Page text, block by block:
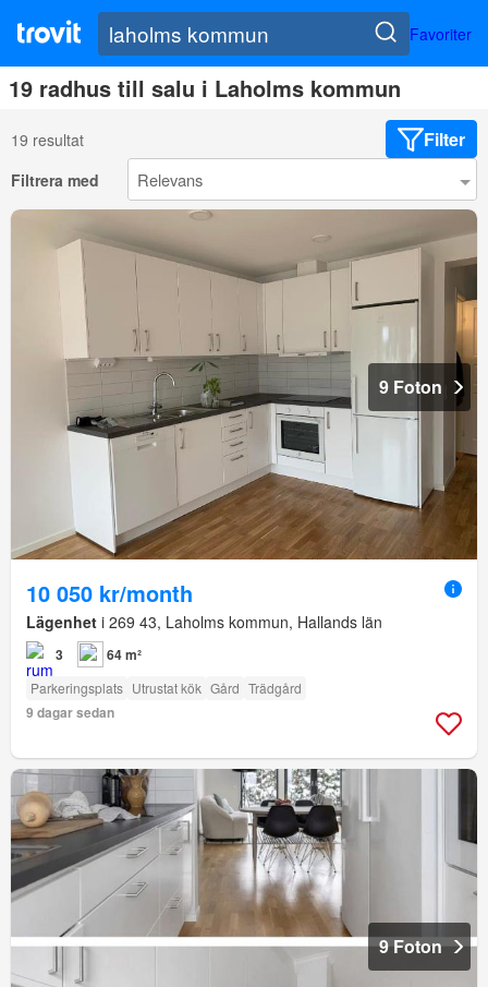
Favoriter
19 radhus till salu i Laholms kommun
19 resultat Filter
Filtrera med
9 Foton
10 050 kr/month
Lägenhet i 269 43, Laholms kommun, Hallands län
3 64 m²
Parkeringsplats Utrustat kök Gård Trädgård
9 dagar sedan
9 Foton